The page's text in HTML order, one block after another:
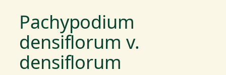
Pachypodium
densiflorum v.
densiflorum